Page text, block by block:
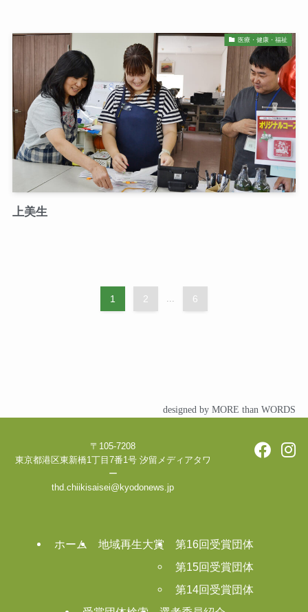
医療・健康・福祉
上美生
1 2 ... 6
designed by MORE than WORDS
〒105-7208
東京都港区東新橋1丁目7番1号 汐留メディアタワ
ー
thd.chiikisaisei@kyodonews.jp
ホーム 地域再生大賞
第16回受賞団体
第15回受賞団体
第14回受賞団体